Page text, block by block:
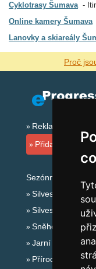
Cyklotrasy Šumava
Online kamery Šumava
Lanovky a skiareály
Proč
Reklama na
Přidat ubytovací
Sezónní odkazy:
Silvester Šumava
Silvestr na
Sněhové
Jarní prázdniny
Přírodní